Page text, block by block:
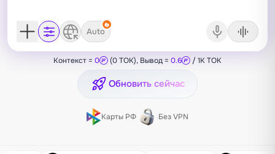
Auto
Контекст = 0 (0 TOK), Вывод = 0.6 / 1K TOK
Обновить сейчас
Карты РФ Без VPN